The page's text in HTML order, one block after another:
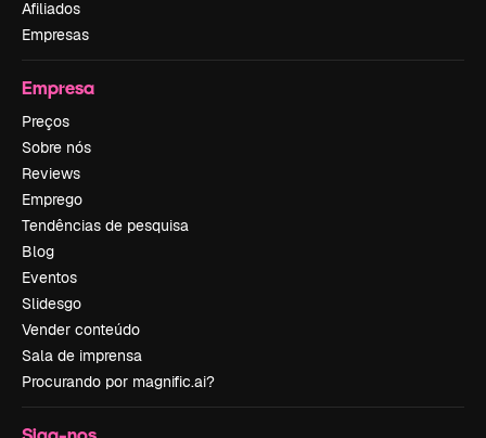
Afiliados
Empresas
Empresa
Preços
Sobre nós
Reviews
Emprego
Tendências de pesquisa
Blog
Eventos
Slidesgo
Vender conteúdo
Sala de imprensa
Procurando por magnific.ai?